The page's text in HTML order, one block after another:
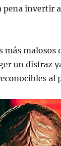
pena invertir
malosos
un disfraz
al